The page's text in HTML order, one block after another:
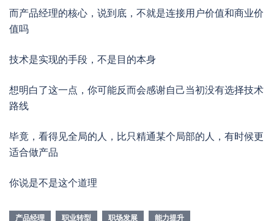
而产品经理的核心，说到底，不就是连接用户价值和商业价
值吗
技术是实现的手段，不是目的本身
想明白了这一点，你可能反而会感谢自己当初没有选择技术
路线
毕竟，看得见全局的人，比只精通某个局部的人，有时候更
适合做产品
你说是不是这个道理
产品经理 职业转型 职场发展 能力提升